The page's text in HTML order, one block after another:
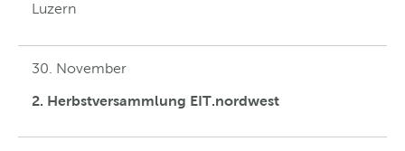
Luzern
30. November
2. Herbstversammlung EIT.nordwest